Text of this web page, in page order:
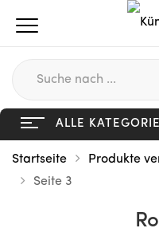
ALLE
Startseite
Produkte
Seite 3